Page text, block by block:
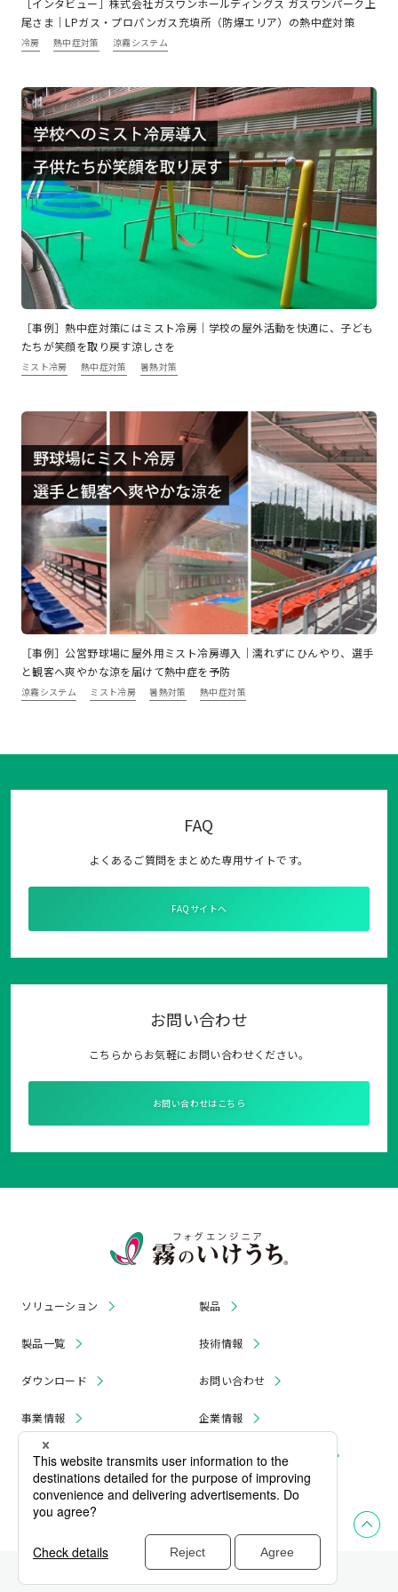
尾さま｜LPガス・プロパンガス充填所（防爆エリア）の熱中症対策
冷房 熱中症対策 涼霧システム
［事例］熱中症対策にはミスト冷房｜学校の屋外活動を快適に、子ども
たちが笑顔を取り戻す涼しさを
ミスト冷房 熱中症対策 暑熱対策
［事例］公営野球場に屋外用ミスト冷房導入｜濡れずにひんやり、選手
と観客へ爽やかな涼を届けて熱中症を予防
涼霧システム ミスト冷房 暑熱対策 熱中症対策
FAQ
よくあるご質問をまとめた専用サイトです。
FAQサイトへ
お問い合わせ
こちらからお気軽にお問い合わせください。
お問い合わせはこちら
ソリューション 製品
製品一覧 技術情報
ダウンロード お問い合わせ
事業情報 企業情報
お知らせ リコール・無償修理 情報
採用情報 プライバシーポリシー
サイトマップ